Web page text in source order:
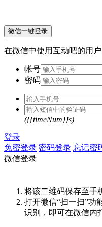
微信一键登录
在微信中使用互动吧的用
帐号
密码
({{timeNum}}s)
登录
免密登录 密码登录 忘记密
微信登录
将该二维码保存至手
打开微信“扫一扫”功
识别，即可在微信内